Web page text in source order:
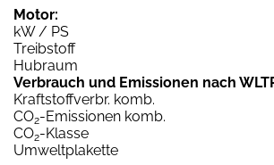
Motor:
kW / PS
Treibstoff
Hubraum
Verbrauch und Emissionen nach
Kraftstoffverbr. komb.
CO2-Emissionen komb.
CO2-Klasse
Umweltplakette